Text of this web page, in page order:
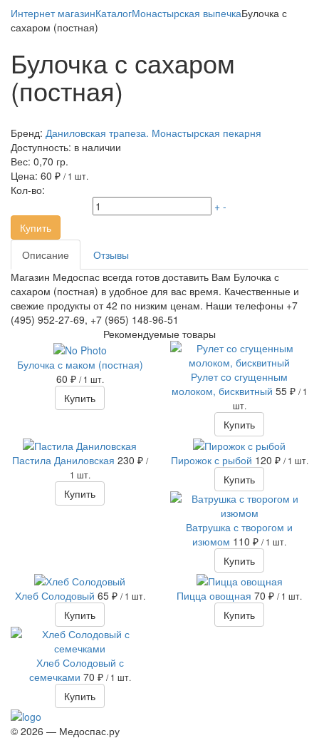
Интернет магазинКаталогМонастырская выпечкаБулочка с
сахаром (постная)
Булочка с сахаром
(постная)
Бренд: Даниловская трапеза. Монастырская пекарня
Доступность: в наличии
Вес: 0,70 гр.
Цена: 60 ₽ / 1 шт.
Кол-во:
+ -
Купить
Описание
Отзывы
Магазин Медоспас всегда готов доставить Вам Булочка с
сахаром (постная) в удобное для вас время. Качественные и
свежие продукты от 42 по низким ценам. Наши телефоны +7
(495) 952-27-69, +7 (965) 148-96-51
Рекомендуемые товары
Булочка с маком (постная)
60 ₽ / 1 шт.
Купить
Рулет со сгущенным
молоком, бисквитный 55 ₽ / 1
шт.
Купить
Пастила Даниловская 230 ₽ /
1 шт.
Купить
Пирожок с рыбой 120 ₽ / 1 шт.
Купить
Ватрушка с творогом и
изюмом 110 ₽ / 1 шт.
Купить
Хлеб Солодовый 65 ₽ / 1 шт.
Купить
Пицца овощная 70 ₽ / 1 шт.
Купить
Хлеб Солодовый с
семечками 70 ₽ / 1 шт.
Купить
© 2026 — Медоспас.ру